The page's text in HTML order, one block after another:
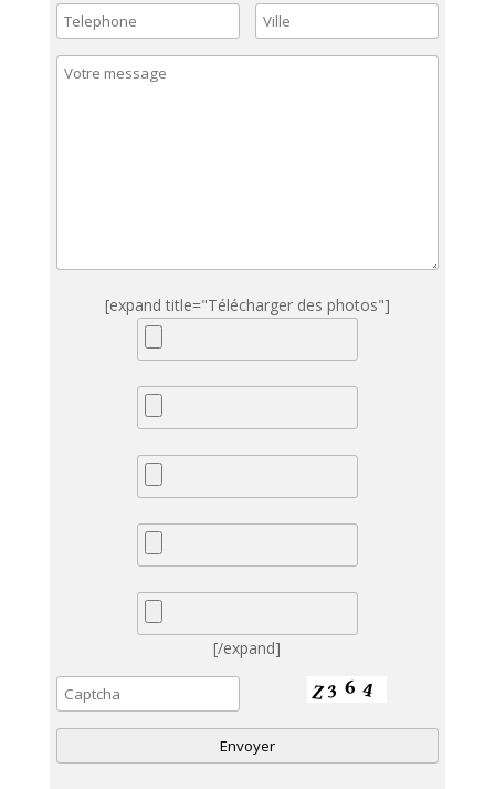
[expand title="Télécharger des photos"]
[/expand]